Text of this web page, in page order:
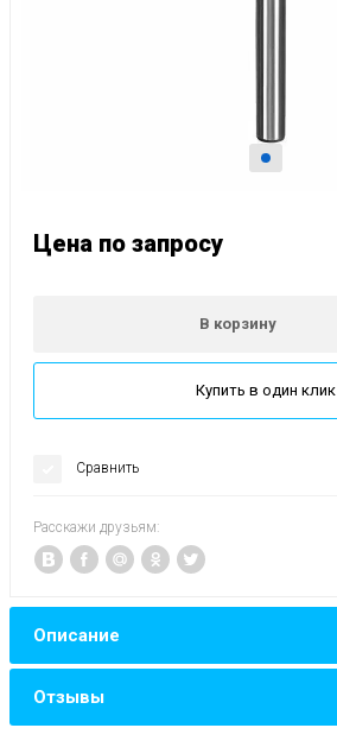
Цена по запросу
В корзину
Купить в один клик
Сравнить
Расскажи друзьям:
Описание
Отзывы